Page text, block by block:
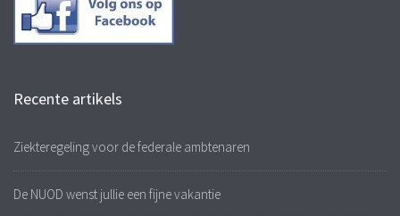
Recente artikels
Ziekteregeling voor de federale ambtenaren
De NUOD wenst jullie een fijne vakantie